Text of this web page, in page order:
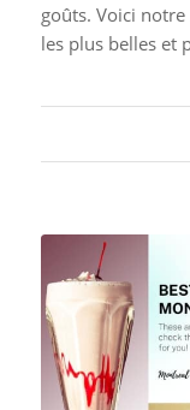
goûts. Voici
les plus belles et